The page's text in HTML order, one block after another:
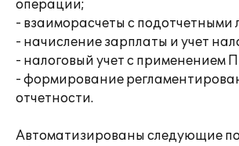
операции;
- взаиморасчеты с подотчетными
- начисление зарплаты и учет
- налоговый учет с применением
- формирование
отчетности.
Автоматизированы следующие